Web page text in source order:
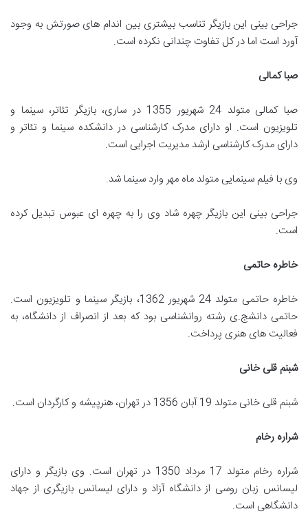
جراحی بینی این بازیگر تناسب بیشتری بین اندام های صورتش به وجود
آورد است اما در کل تفاوت چندانی نکرده است.
صبا کمالی
صبا کمالی متولد 24 شهریور 1355 در ساری، بازیگر تئاتر، سینما و
تلویزیون است. او دارای مدرک کارشناسی در دانشکده سینما و تئاتر و
دارای مدرک کارشناسی ارشد مدیریت اجرایی است.
وی با فیلم سینمایی متولد ماه مهر وارد سینما شد.
جراحی بینی این بازیگر چهره شاد وی را به چهره ای عبوس تبدیل کرده
است.
خاطره حاتمی
خاطره حاتمی متولد 24 شهریور 1362، بازیگر سینما و تلویزیون است.
حاتمی دانشج.ی رشته روانشناسی بود که بعد از انصراف از دانشگاه، به
فعالیت های هنری پرداخت.
شبنم قلی خانی
شبنم قلی خانی متولد 19 آبان 1356 در تهران، هنرپیشه و کارگردان است.
شراره رخام
شراره رخام متولد 17 مرداد 1350 در تهران است. وی بازیگر و دارای
لیسانس زبان روسی از دانشگاه آزاد و دارای لیسانس بازیگری از جهاد
دانشگاهی است.